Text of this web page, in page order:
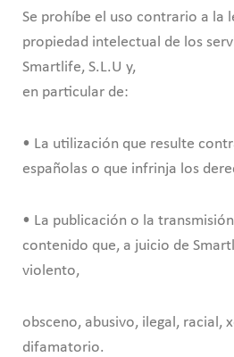
Se prohíbe el uso contrario a la
propiedad intelectual de los
Smartlife, S.L.U y,
en particular de:
• La utilización que resulte
españolas o que infrinja los
• La publicación o la
contenido que, a juicio de
violento,
obsceno, abusivo, ilegal, racial,
difamatorio.